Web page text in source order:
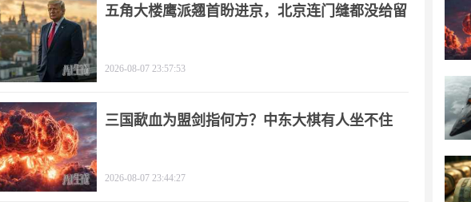
五角大楼鹰派翘首盼进京，北京连门缝都没给留
2026-08-07 23:57:53
三国歃血为盟剑指何方？中东大棋有人坐不住
2026-08-07 23:44:27